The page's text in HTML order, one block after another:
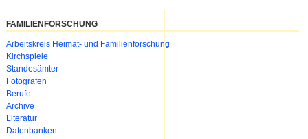
FAMILIENFORSCHUNG
Navigation
überspringen
Arbeitskreis Heimat- und Familienforschung
Kirchspiele
Standesämter
Fotografen
Berufe
Archive
Literatur
Datenbanken